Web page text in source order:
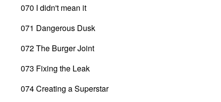
070 I didn't mean it
071 Dangerous Dusk
072 The Burger Joint
073 Fixing the Leak
074 Creating a Superstar